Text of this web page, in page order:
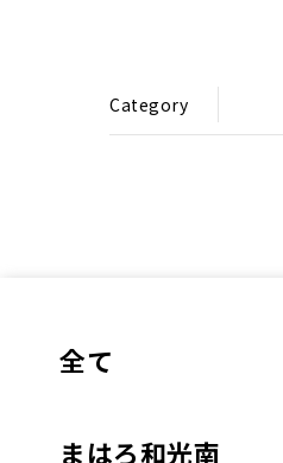
Category
全て
まはろ和光南